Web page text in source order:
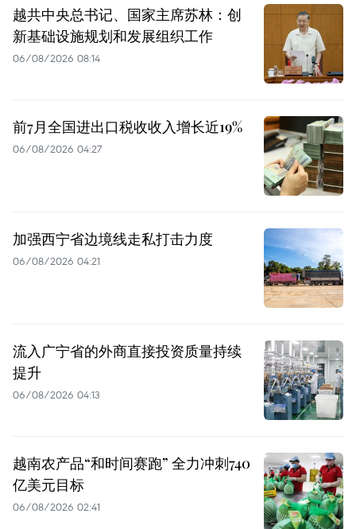
越共中央总书记、国家主席苏林：创
新基础设施规划和发展组织工作
06/08/2026 08:14
前7月全国进出口税收收入增长近19%
06/08/2026 04:27
加强西宁省边境线走私打击力度
06/08/2026 04:21
流入广宁省的外商直接投资质量持续
提升
06/08/2026 04:13
越南农产品“和时间赛跑” 全力冲刺740
亿美元目标
06/08/2026 02:41